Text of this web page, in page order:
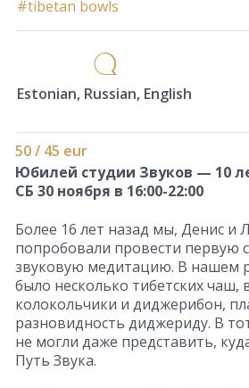
#tibetan bowls
Estonian, Russian, English
50 / 45 eur
Юбилей студии Звуков — 10
СБ 30 ноября в 16:00-22:00
Более 16 лет назад мы, Денис и
попробовали провести первую
звуковую медитацию. В нашем
было несколько тибетских чаш,
колокольчики и диджерибон,
разновидность диджериду. В
не могли даже представить,
Путь Звука.